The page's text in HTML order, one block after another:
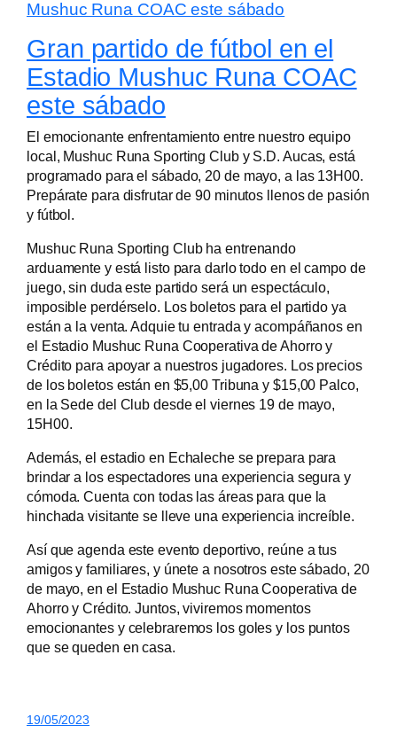
Gran partido de fútbol en el
Estadio Mushuc Runa COAC
este sábado
El emocionante enfrentamiento entre nuestro equipo
local, Mushuc Runa Sporting Club y S.D. Aucas, está
programado para el sábado, 20 de mayo, a las 13H00.
Prepárate para disfrutar de 90 minutos llenos de pasión
y fútbol.
Mushuc Runa Sporting Club ha entrenando
arduamente y está listo para darlo todo en el campo de
juego, sin duda este partido será un espectáculo,
imposible perdérselo. Los boletos para el partido ya
están a la venta. Adquie tu entrada y acompáñanos en
el Estadio Mushuc Runa Cooperativa de Ahorro y
Crédito para apoyar a nuestros jugadores. Los precios
de los boletos están en $5,00 Tribuna y $15,00 Palco,
en la Sede del Club desde el viernes 19 de mayo,
15H00.
Además, el estadio en Echaleche se prepara para
brindar a los espectadores una experiencia segura y
cómoda. Cuenta con todas las áreas para que la
hinchada visitante se lleve una experiencia increíble.
Así que agenda este evento deportivo, reúne a tus
amigos y familiares, y únete a nosotros este sábado, 20
de mayo, en el Estadio Mushuc Runa Cooperativa de
Ahorro y Crédito. Juntos, viviremos momentos
emocionantes y celebraremos los goles y los puntos
que se queden en casa.
19/05/2023